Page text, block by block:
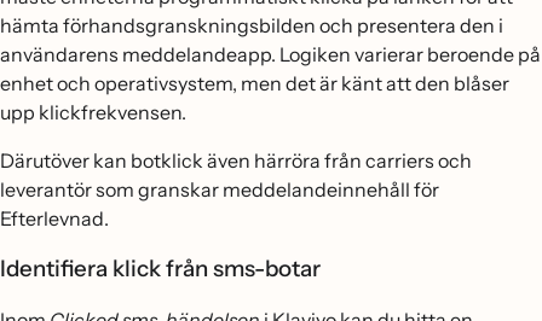
hämta förhandsgranskningsbilden och presentera den i
användarens meddelandeapp. Logiken varierar beroende på
enhet och operativsystem, men det är känt att den blåser
upp klickfrekvensen.
Därutöver kan botklick även härröra från carriers och
leverantör som granskar meddelandeinnehåll för
Efterlevnad.
Identifiera klick från sms-botar